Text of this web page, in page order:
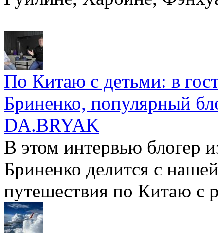
По Китаю с детьми: в
Бриненко, популярный
DA.BRYAK
В этом интервью блогер
Бриненко делится с
путешествия по Китаю с